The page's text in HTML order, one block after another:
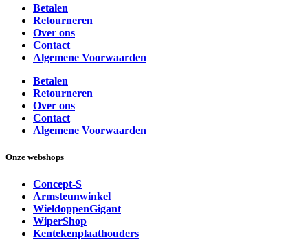
Betalen
Retourneren
Over ons
Contact
Algemene Voorwaarden
Betalen
Retourneren
Over ons
Contact
Algemene Voorwaarden
Onze webshops
Concept-S
Armsteunwinkel
WieldoppenGigant
WiperShop
Kentekenplaathouders